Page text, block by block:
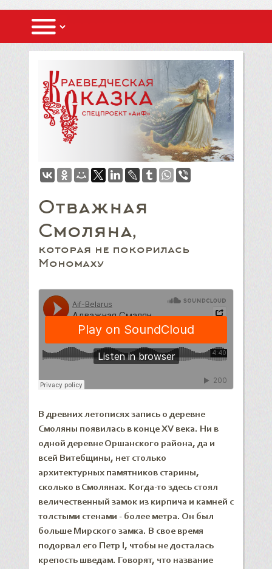
Отважная
Смоляна,
которая не покорилась
Мономаху
В древних летописях запись о деревне
Смоляны появилась в конце XV века. Ни в
одной деревне Оршанского района, да и
всей Витебщины, нет столько
архитектурных памятников старины,
сколько в Смолянах. Когда-то здесь стоял
величественный замок из кирпича и камней с
толстыми стенами - более метра. Он был
больше Мирского замка. В свое время
подорвал его Петр I, чтобы не досталась
крепость шведам. Говорят, что название